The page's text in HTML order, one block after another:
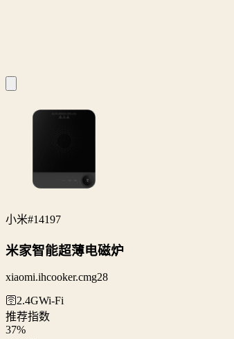
小米#14197
米家智能超薄电磁炉
xiaomi.ihcooker.cmg28
🛜2.4GWi‑Fi
推荐指数
37%